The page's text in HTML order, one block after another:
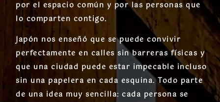
por el espacio común y por las personas que
lo comparten contigo.
Japón nos enseñó que se puede convivir
perfectamente en calles sin barreras físicas y
que una ciudad puede estar impecable incluso
sin una papelera en cada esquina. Todo parte
de una idea muy sencilla: cada persona se